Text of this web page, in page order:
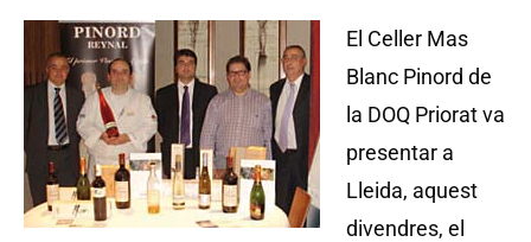
El Celler Mas
Blanc Pinord de
la DOQ Priorat va
presentar a
Lleida, aquest
divendres, el